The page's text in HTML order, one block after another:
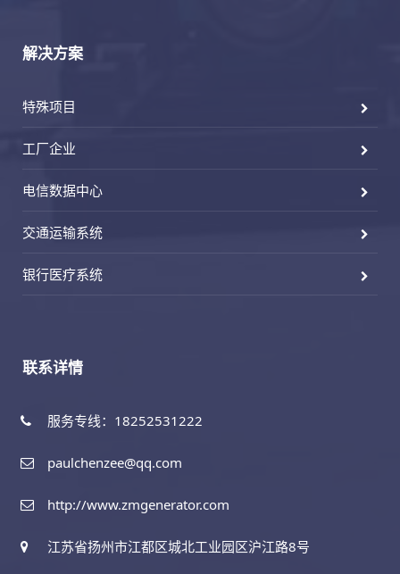
解决方案
特殊项目
工厂企业
电信数据中心
交通运输系统
银行医疗系统
联系详情
服务专线：18252531222
paulchenzee@qq.com
http://www.zmgenerator.com
江苏省扬州市江都区城北工业园区沪江路8号